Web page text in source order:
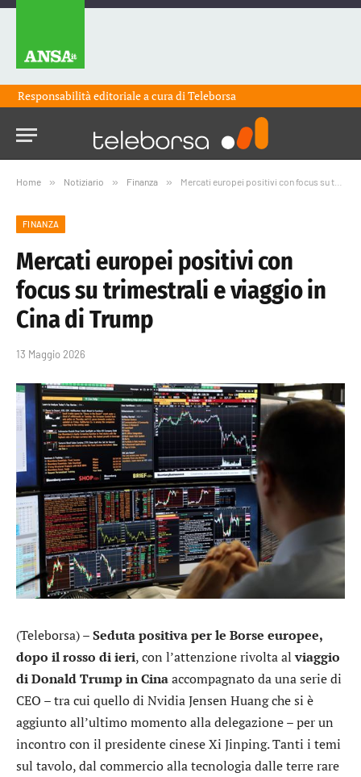
Responsabilità editoriale a cura diTeleborsa
Home » Notiziario » Finanza » Mercati europei positivi con focus su trimestrali e viaggio in Cina di Trump
FINANZA
Mercati europei positivi con
focus su trimestrali e viaggio in
Cina di Trump
13 Maggio 2026
(Teleborsa) –Seduta positiva per le Borse europee,
dopo il rosso di ieri, con l’attenzione rivolta alviaggio
di Donald Trump in Cinaaccompagnato da una serie di
CEO – tra cui quello di NvidiaJensen Huang che si è
aggiunto all’ultimo momento alla delegazione – per un
incontro con il presidente cinese Xi Jinping. Tanti i temi
sul tavolo, dal commercio alla tecnologia dalle terre rare